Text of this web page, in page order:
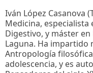
Iván López Casanova
Medicina, especialista
Digestivo, y máster
Laguna. Ha impartido
Antropología
adolescencia, y es